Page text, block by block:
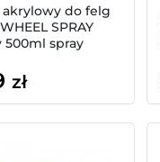
akrylowy do felg
SPRAY
500ml spray
zł